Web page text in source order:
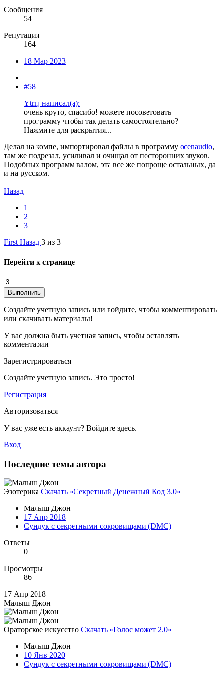
Сообщения
54
Репутация
164
18 Мар 2023
#58
Ytrnj написал(а):
очень круто, спасибо! можете посоветовать
программу чтобы так делать самостоятельно?
Нажмите для раскрытия...
Делал на компе, импортировал файлы в программу ocenaudio,
там же подрезал, усиливал и очищал от посторонних звуков.
Подобных программ валом, эта все же попроще остальных, да
и на русском.
Назад
1
2
3
First Назад 3 из 3
Перейти к странице
Выполнить
Создайте учетную запись или войдите, чтобы комментировать
или скачивать материалы!
У вас должна быть учетная запись, чтобы оставлять
комментарии
Зарегистрироваться
Создайте учетную запись. Это просто!
Регистрация
Авторизоваться
У вас уже есть аккаунт? Войдите здесь.
Вход
Последние темы автора
Эзотерика Скачать «Секретный Денежный Код 3.0»
Малыш Джон
17 Апр 2018
Сундук с секретными сокровищами (DMC)
Ответы
0
Просмотры
86
17 Апр 2018
Малыш Джон
Ораторское искусство Скачать «Голос может 2.0»
Малыш Джон
10 Янв 2020
Сундук с секретными сокровищами (DMC)